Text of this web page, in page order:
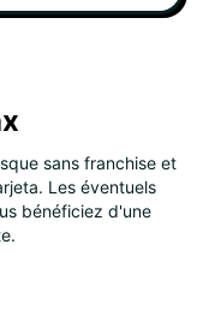
sans franchise et
Les éventuels
bénéficiez d'une